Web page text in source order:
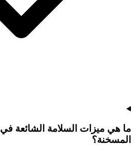
ما هي ميزات السلامة الشائعة
المسخنة؟